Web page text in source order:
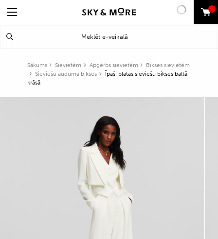
0
Sākums Sievietēm Apģērbs sievietēm
Bikses sievietēm
Sieviešu auduma bikses
Īpaši platas sieviešu bikses baltā
krāsā